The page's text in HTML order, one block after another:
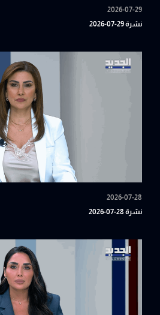
2026-07-29
نشرة 29-07-2026
2026-07-28
نشرة 28-07-2026